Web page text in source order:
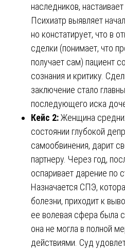
наследников,
Психиатр выявляет
но констатирует, что в
сделки (понимает, что
получает сам) пациент
сознания и критику.
заключение стало
последующего иска
Кейс 2:Женщина
состоянии глубокой
самообвинения, дарит
партнеру. Через год,
оспаривает дарение по
Назначается СПЭ,
болезни, приходит к
ее волевая сфера была
она не могла в полной
действиями. Суд